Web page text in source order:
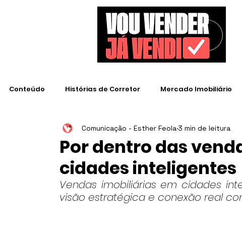
Conteúdo Histórias de Corretor Mercado Imobiliário
Empresas de Destaque
Por dentro das
cidades inteligentes
Comunicação - Esther Feola 3 min de leitura
Vendas imobiliárias em cidades
visão estratégica e conexão real